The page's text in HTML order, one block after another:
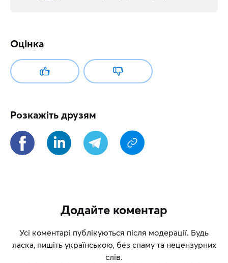
Оцінка
Розкажіть друзям
Додайте коментар
Усі коментарі публікуються після модерації. Будь
ласка, пишіть українською, без спаму та нецензурних
слів.